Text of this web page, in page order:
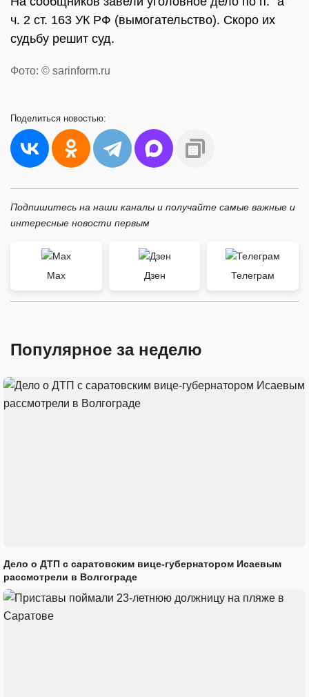
ч. 2 ст. 163 УК РФ (вымогательство). Скоро их
судьбу решит суд.
Фото: © sarinform.ru
Поделиться новостью:
Подпишитесь на наши каналы и получайте самые важные и
интересные новости первым
Max Дзен Телеграм
Популярное за неделю
Дело о ДТП с саратовским вице-губернатором Исаевым
рассмотрели в Волгограде